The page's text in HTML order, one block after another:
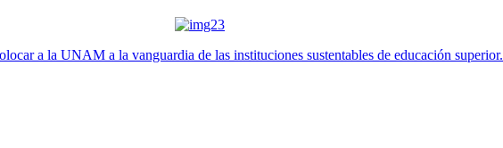
a la UNAM a la vanguardia de las instituciones sustentables de educación superior.